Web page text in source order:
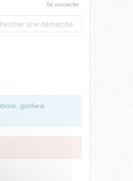
Se connecter
gardiens